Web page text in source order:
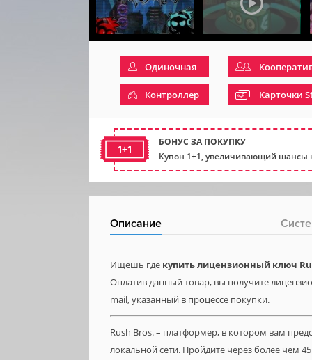
Одиночная
Контроллер Карточки
1+1
БОНУС ЗА ПОКУПКУ
Купон 1+1, увеличивающий шансы
Описание
Ищешь где купить лицензионный ключ
Оплатив данный товар, вы получите
mail, указанный в процессе покупки.
Rush Bros. – платформер, в котором вам
локальной сети. Пройдите через более чем